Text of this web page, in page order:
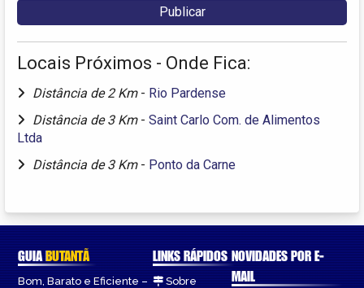
Locais Próximos - Onde Fica:
Distância de 2 Km - Rio Pardense
Distância de 3 Km - Saint Carlo Com. de Alimentos
Ltda
Distância de 3 Km - Ponto da Carne
GUIABUTANTÃ
Bom, Barato e Eficiente –
LINKS RÁPIDOS
Sobre
NOVIDADES POR E-
MAIL